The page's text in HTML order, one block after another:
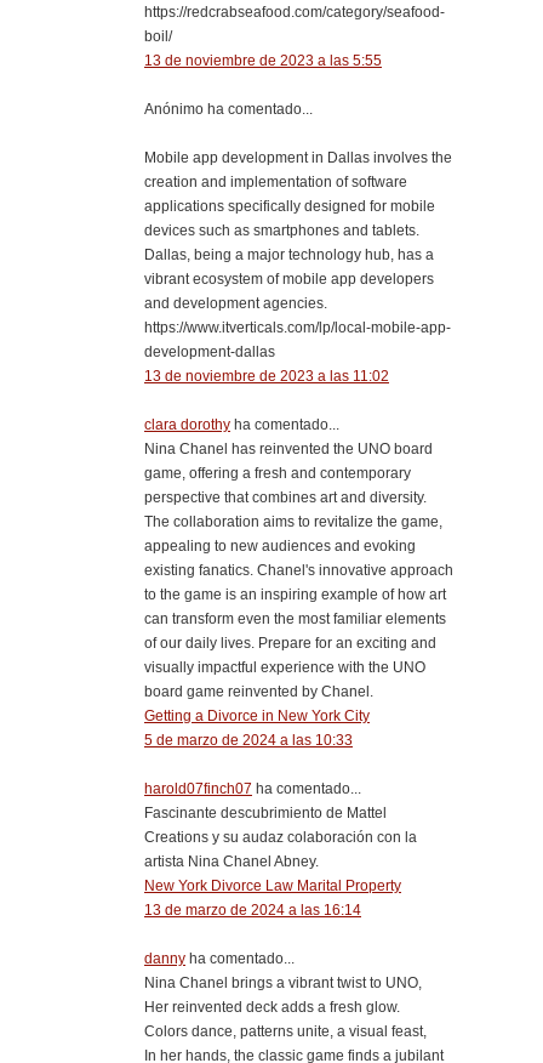
https://redcrabseafood.com/category/seafood-
boil/
13 de noviembre de 2023 a las 5:55
Anónimo ha comentado...
Mobile app development in Dallas involves the
creation and implementation of software
applications specifically designed for mobile
devices such as smartphones and tablets.
Dallas, being a major technology hub, has a
vibrant ecosystem of mobile app developers
and development agencies.
https://www.itverticals.com/lp/local-mobile-app-
development-dallas
13 de noviembre de 2023 a las 11:02
clara dorothy ha comentado...
Nina Chanel has reinvented the UNO board
game, offering a fresh and contemporary
perspective that combines art and diversity.
The collaboration aims to revitalize the game,
appealing to new audiences and evoking
existing fanatics. Chanel's innovative approach
to the game is an inspiring example of how art
can transform even the most familiar elements
of our daily lives. Prepare for an exciting and
visually impactful experience with the UNO
board game reinvented by Chanel.
Getting a Divorce in New York City
5 de marzo de 2024 a las 10:33
harold07finch07 ha comentado...
Fascinante descubrimiento de Mattel
Creations y su audaz colaboración con la
artista Nina Chanel Abney.
New York Divorce Law Marital Property
13 de marzo de 2024 a las 16:14
danny ha comentado...
Nina Chanel brings a vibrant twist to UNO,
Her reinvented deck adds a fresh glow.
Colors dance, patterns unite, a visual feast,
In her hands, the classic game finds a jubilant